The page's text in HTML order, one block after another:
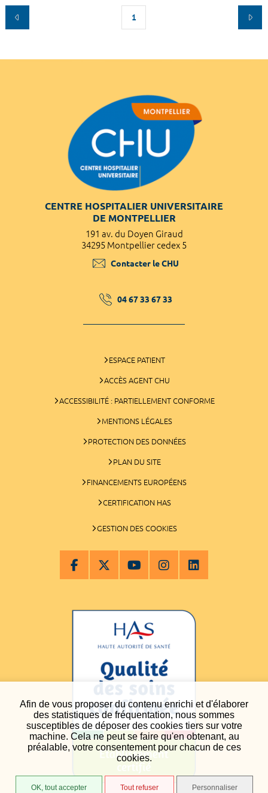
Afin de vous proposer du contenu enrichi et d'élaborer
des statistiques de fréquentation, nous sommes
susceptibles de déposer des cookies tiers sur votre
machine. Cela ne peut se faire qu'en obtenant, au
préalable, votre consentement pour chacun de ces
cookies.
OK, tout accepter Tout refuser Personnaliser
1
CENTRE HOSPITALIER UNIVERSITAIRE
DE MONTPELLIER
191 av. du Doyen Giraud
34295 Montpellier cedex 5
Contacter le CHU
04 67 33 67 33
ESPACE PATIENT
ACCÈS AGENT CHU
ACCESSIBILITÉ : PARTIELLEMENT CONFORME
MENTIONS LÉGALES
PROTECTION DES DONNÉES
PLAN DU SITE
FINANCEMENTS EUROPÉENS
CERTIFICATION HAS
GESTION DES COOKIES